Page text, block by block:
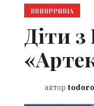
ВІННИЧЧИНА
Діти
автор